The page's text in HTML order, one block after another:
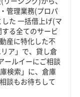
管理業務(プロパ
た 一括借上げ(マ
る全てのサービ
産に特化した不
ア」で、貸し倉
ールイーにご相談
検索」に、倉庫
談もお待ちして